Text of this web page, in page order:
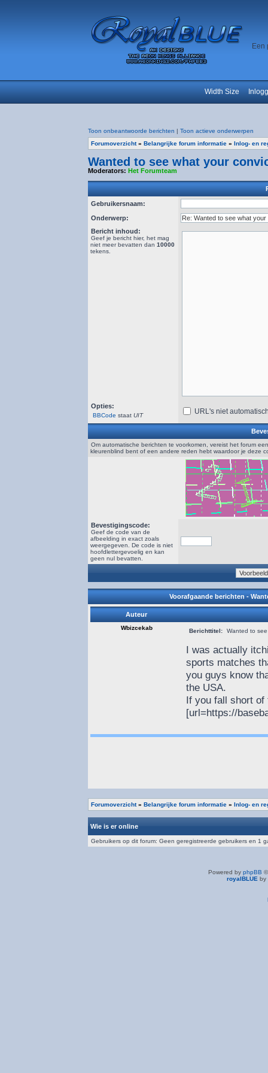
Een
Width Size
Toon onbeantwoorde berichten | Toon actieve onderwerpen
Forumoverzicht» Belangrijke forum informatie » Inlog- en
Wanted to see what your
Moderators: Het Forumteam
Gebruikersnaam:
Onderwerp:
Bericht inhoud:
Geef je bericht hier, het mag
niet meer bevatten dan 10000
tekens.
Opties:
BBCode staat UIT URL's niet
Om automatische berichten te voorkomen, vereist het forum
kleurenblind bent of een andere reden hebt waardoor je deze
Bevestigingscode:
Geef de code van de
afbeelding in exact zoals
weergegeven. De code is niet
hoofdlettergevoelig en kan
geen nul bevatten.
Voorafgaande berichten -
Auteur
Wbizcekab Berichttitel: Wanted to
I was actually
sports matches
you guys know
the USA.
If you fall short
[url=https://
Forumoverzicht» Belangrijke forum informatie » Inlog- en
Wie is er online
Gebruikers op dit forum: Geen geregistreerde gebruikers en 1
Powered by phpBB
royalBLUE by